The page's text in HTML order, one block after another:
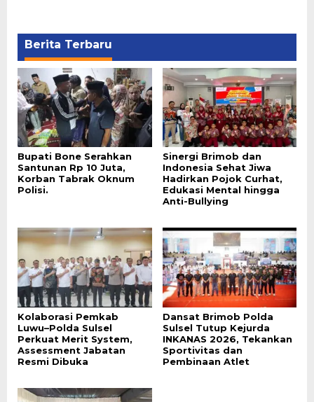
Berita Terbaru
Bupati Bone Serahkan
Santunan Rp 10 Juta,
Korban Tabrak Oknum
Polisi.
Sinergi Brimob dan
Indonesia Sehat Jiwa
Hadirkan Pojok Curhat,
Edukasi Mental hingga
Anti-Bullying
Kolaborasi Pemkab
Luwu–Polda Sulsel
Perkuat Merit System,
Assessment Jabatan
Resmi Dibuka
Dansat Brimob Polda
Sulsel Tutup Kejurda
INKANAS 2026, Tekankan
Sportivitas dan
Pembinaan Atlet